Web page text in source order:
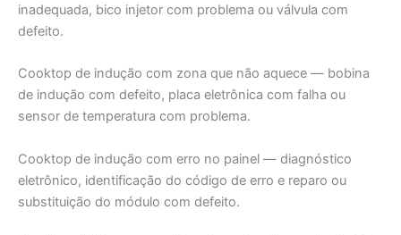
inadequada, bico injetor com problema ou válvula com
defeito.
Cooktop de indução com zona que não aquece — bobina
de indução com defeito, placa eletrônica com falha ou
sensor de temperatura com problema.
Cooktop de indução com erro no painel — diagnóstico
eletrônico, identificação do código de erro e reparo ou
substituição do módulo com defeito.